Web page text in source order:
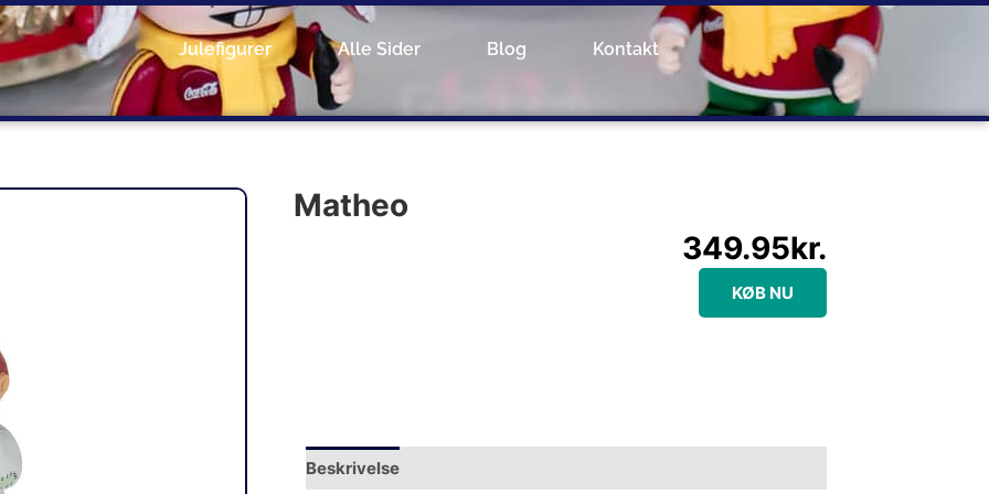
Julefigurer Alle Sider Blog Kontakt
Matheo
349.95kr.
KØB NU
Beskrivelse